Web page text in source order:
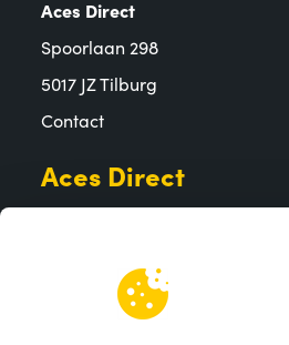
Aces Direct
Spoorlaan 298
5017 JZ Tilburg
Contact
Aces Direct
Over ons